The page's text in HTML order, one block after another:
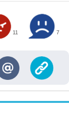
11 7